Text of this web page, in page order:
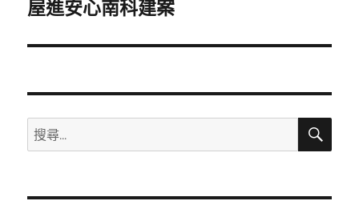
一
文
屋進安心南科建案
搜
尋
鍵
搜